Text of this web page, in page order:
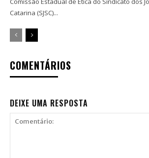
Catarina (SJSC)...
COMENTÁRIOS
DEIXE UMA RESPOSTA